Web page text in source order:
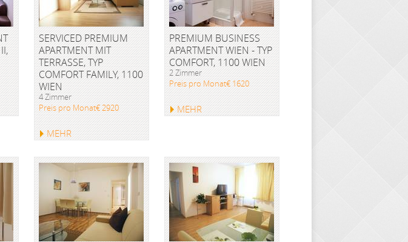
SERVICED PREMIUM
APARTMENT MIT
TERRASSE, TYP
COMFORT FAMILY, 1100
WIEN
4 Zimmer
Preis pro Monat€ 2920
MEHR
PREMIUM BUSINESS
APARTMENT WIEN - TYP
COMFORT, 1100 WIEN
2 Zimmer
Preis pro Monat€ 1620
MEHR